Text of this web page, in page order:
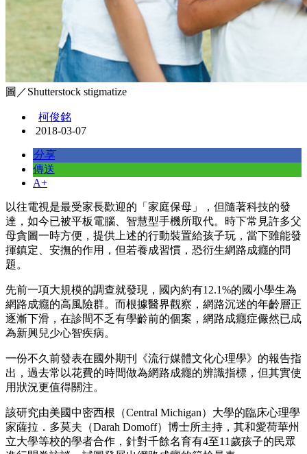
圖／Shutterstock stigmatize
柯俊銘
2018-03-07
分享
傳送
A+
以往電視是最受家長歡迎的「家庭保母」，但隨著科技的發
達，如今已被平板電腦、智慧型手機所取代。時下常見許多父
母貪圖一時方便，提供上述的行動裝置給孩子玩，當下雖能發
揮鎮定、安撫的作用，但若養成習慣，恐衍生網路成癮的問
題。
先前一項大規模的調查就發現，國內約有12.1%的國小學生為
網路成癮的高風險群。而根據醫界觀察，網路沉迷的年齡層正
逐漸下滑，在診間不乏有學齡前的個案，網路成癮症儼然已成
為新興兒少心智疾病。
一份不久前發表在國外期刊《流行媒體文化心理學》的報告指
出，過去常以花費的時間做為網路成癮的辨識指標，但其實使
用狀況更值得關注。
該研究由美國中密西根（Central Michigan）大學的臨床心理學
家薩拉．多莫夫（Darah Domoff）博士所主持，其和愛荷華州
立大學等校的學者合作，針對千餘名育有4至11歲孩子的民眾